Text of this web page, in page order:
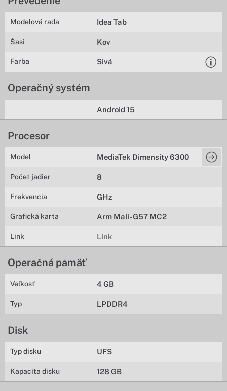
Modelová rada Idea Tab
Šasi Kov
Farba Sivá
Operačný systém
Android 15
Procesor
Model MediaTek Dimensity 6300
Počet jadier 8
Frekvencia GHz
Grafická karta Arm Mali-G57 MC2
Link Link
Operačná pamäť
Veľkosť 4 GB
Typ LPDDR4
Disk
Typ disku UFS
Kapacita disku 128 GB